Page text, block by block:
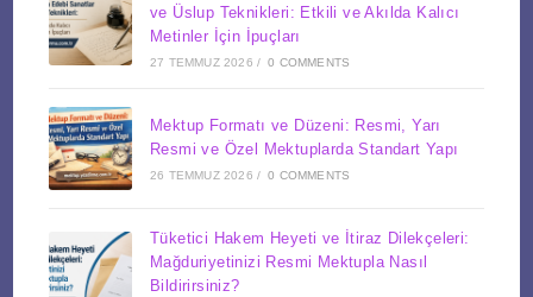
ve Üslup Teknikleri: Etkili ve Akılda Kalıcı
Metinler İçin İpuçları
27 TEMMUZ 2026 / 0 COMMENTS
Mektup Formatı ve Düzeni: Resmi, Yarı
Resmi ve Özel Mektuplarda Standart Yapı
26 TEMMUZ 2026 / 0 COMMENTS
Tüketici Hakem Heyeti ve İtiraz Dilekçeleri:
Mağduriyetinizi Resmi Mektupla Nasıl
Bildirirsiniz?